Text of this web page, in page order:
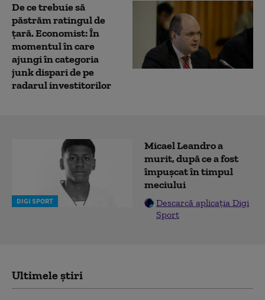
De ce trebuie să
păstrăm ratingul de
țară. Economist: În
momentul în care
ajungi în categoria
junk dispari de pe
radarul investitorilor
DIGI SPORT
Micael Leandro a
murit, după ce a fost
împușcat în timpul
meciului
Descarcă aplicația Digi
Sport
Ultimele știri